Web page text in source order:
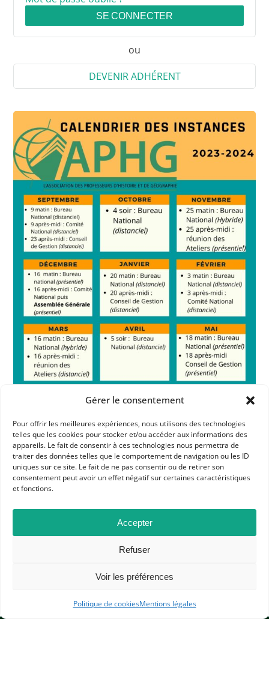
Gérer le consentement
Pour offrir les meilleures expériences, nous utilisons des technologies
telles que les cookies pour stocker et/ou accéder aux informations des
appareils. Le fait de consentir à ces technologies nous permettra de
traiter des données telles que le comportement de navigation ou les ID
uniques sur ce site. Le fait de ne pas consentir ou de retirer son
consentement peut avoir un effet négatif sur certaines caractéristiques
et fonctions.
Accepter
Refuser
Voir les préférences
Politique de cookiesMentions légales
SE CONNECTER
ou
DEVENIR ADHÉRENT
Dans les catégories